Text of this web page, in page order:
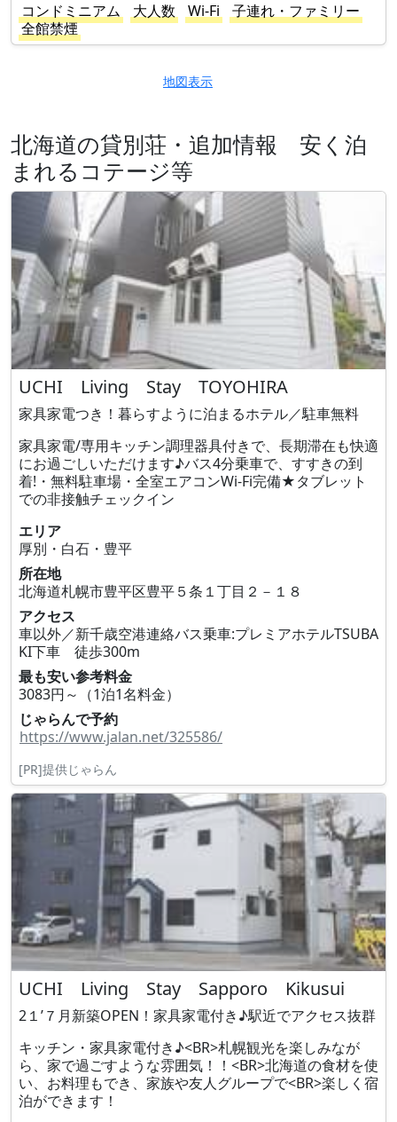
コンドミニアム
大人数 Wi-Fi
子連れ・ファミリー
全館禁煙
地図表示
北海道の貸別荘・追加情報 安く泊
まれるコテージ等
UCHI Living Stay TOYOHIRA
家具家電つき！暮らすように泊まるホテル／駐車無料
家具家電/専用キッチン調理器具付きで、長期滞在も快適
にお過ごしいただけます♪バス4分乗車で、すすきの到
着!・無料駐車場・全室エアコンWi-Fi完備★タブレット
での非接触チェックイン
エリア
厚別・白石・豊平
所在地
北海道札幌市豊平区豊平５条１丁目２－１８
アクセス
車以外／新千歳空港連絡バス乗車:プレミアホテルTSUBA
KI下車 徒歩300m
最も安い参考料金
3083円～（1泊1名料金）
じゃらんで予約
https://www.jalan.net/325586/
[PR]提供じゃらん
UCHI Living Stay Sapporo Kikusui
2１’７月新築OPEN！家具家電付き♪駅近でアクセス抜群
キッチン・家具家電付き♪<BR>札幌観光を楽しみなが
ら、家で過ごすような雰囲気！！<BR>北海道の食材を使
い、お料理もでき、家族や友人グループで<BR>楽しく宿
泊ができます！